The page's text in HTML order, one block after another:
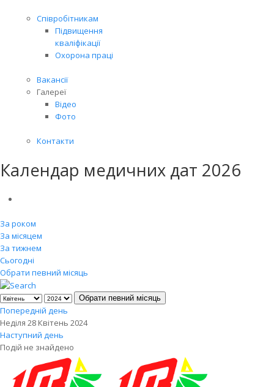
Співробітникам
Підвищення
кваліфікації
Охорона праці
Вакансії
Галереї
Відео
Фото
Контакти
Календар медичних дат 2026
За роком
За місяцем
За тижнем
Сьогодні
Обрати певний місяць
Обрати певний місяць
Попередній день
Неділя 28 Квітень 2024
Наступний день
Подій не знайдено